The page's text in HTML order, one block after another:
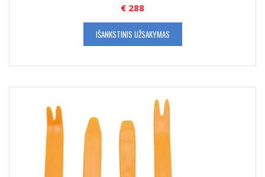
€ 288
IŠANKSTINIS UŽSAKYMAS